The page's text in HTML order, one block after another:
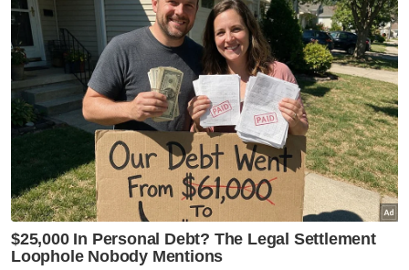
Think Quran
Pelajar Tahfiz
Artikel Disyorkan
Nasional